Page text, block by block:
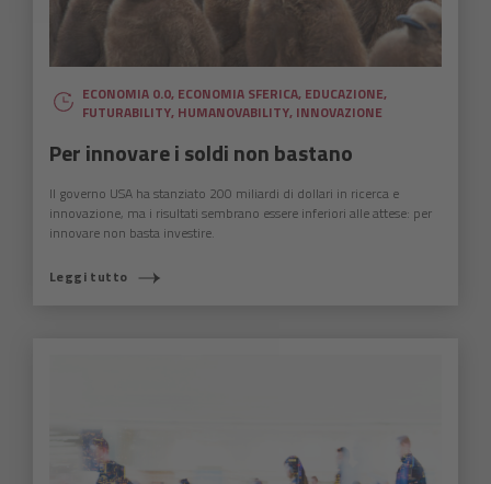
ECONOMIA 0.0, ECONOMIA SFERICA, EDUCAZIONE,
FUTURABILITY, HUMANOVABILITY, INNOVAZIONE
Per innovare i soldi non bastano
Il governo USA ha stanziato 200 miliardi di dollari in ricerca e
innovazione, ma i risultati sembrano essere inferiori alle attese: per
innovare non basta investire.
Leggi tutto